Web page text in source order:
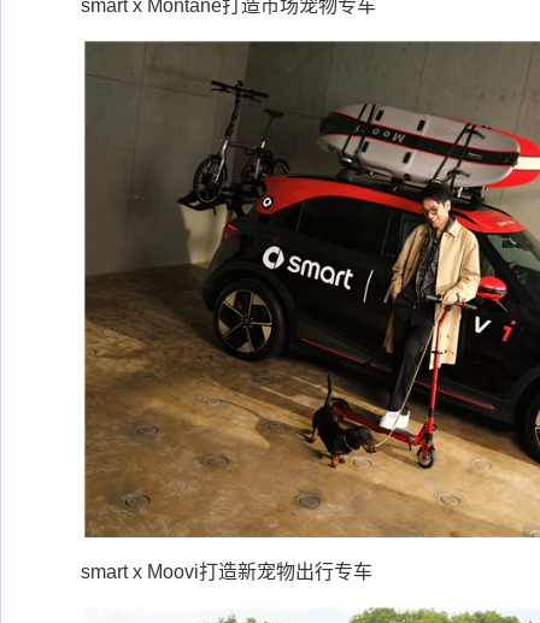
smart x Montane打造市场宠物专车
smart x Moovi打造新宠物出行专车